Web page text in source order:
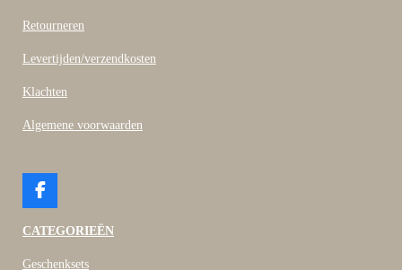
Retourneren
Levertijden/verzendkosten
Klachten
Algemene voorwaarden
F
c
b
CATEGORIEËN
Geschenksets